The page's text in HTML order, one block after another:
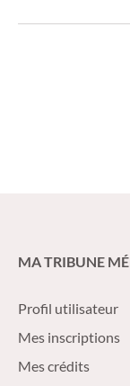
MA TRIBUNE
Profil utilisateur
Mes inscriptions
Mes crédits